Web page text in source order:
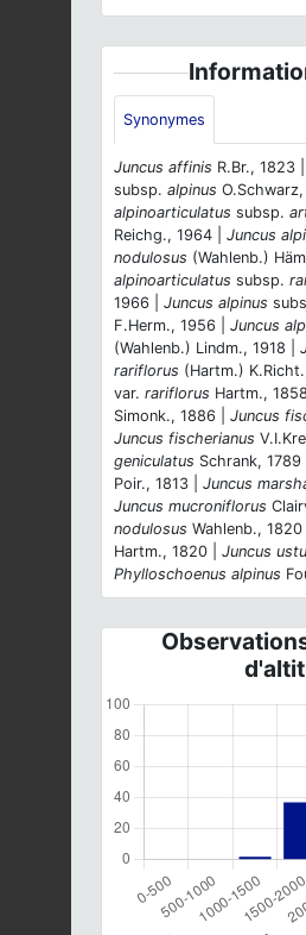
Synonymes
Juncus affinis R.Br., 1823 |
subsp. alpinus O.Schwarz,
alpinoarticulatus subsp.
Reichg., 1964 | Juncus
nodulosus (Wahlenb.)
alpinoarticulatus subsp.
1966 | Juncus alpinus
F.Herm., 1956 | Juncus
(Wahlenb.) Lindm., 1918 |
rariflorus (Hartm.)
var. rariflorus Hartm.,
Simonk., 1886 | Juncus
Juncus fischerianus
geniculatus Schrank, 1789 |
Poir., 1813 | Juncus
Juncus mucroniflorus
nodulosus Wahlenb., 1820
Hartm., 1820 | Juncus
Phylloschoenus alpinus